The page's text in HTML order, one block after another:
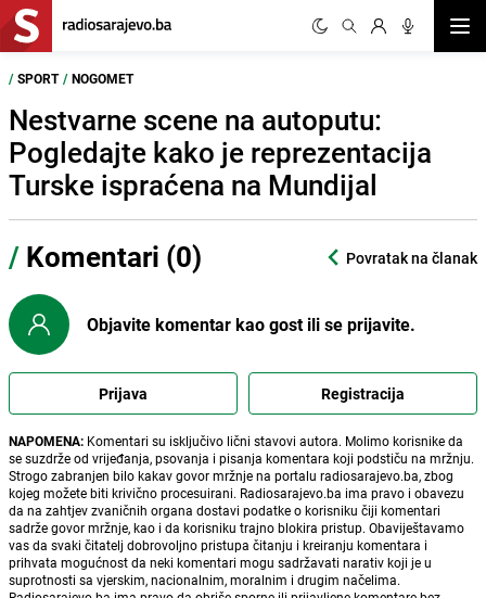
/ SPORT / NOGOMET
Nestvarne scene na autoputu:
Pogledajte kako je reprezentacija
Turske ispraćena na Mundijal
/ Komentari (0) Povratak na članak
Objavite komentar kao gost ili se prijavite.
Prijava Registracija
NAPOMENA: Komentari su isključivo lični stavovi autora. Molimo korisnike da
se suzdrže od vrijeđanja, psovanja i pisanja komentara koji podstiču na mržnju.
Strogo zabranjen bilo kakav govor mržnje na portalu radiosarajevo.ba, zbog
kojeg možete biti krivično procesuirani. Radiosarajevo.ba ima pravo i obavezu
da na zahtjev zvaničnih organa dostavi podatke o korisniku čiji komentari
sadrže govor mržnje, kao i da korisniku trajno blokira pristup. Obaviještavamo
vas da svaki čitatelj dobrovoljno pristupa čitanju i kreiranju komentara i
prihvata mogućnost da neki komentari mogu sadržavati narativ koji je u
suprotnosti sa vjerskim, nacionalnim, moralnim i drugim načelima.